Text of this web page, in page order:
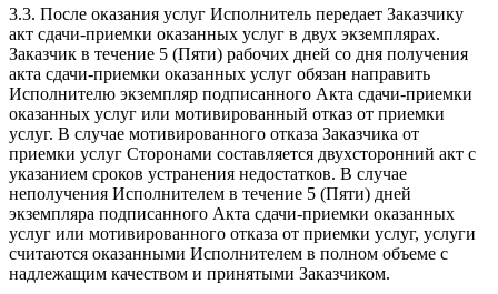
3.3. После оказания услуг Исполнитель передает Заказчику
акт сдачи-приемки оказанных услуг в двух экземплярах.
Заказчик в течение 5 (Пяти) рабочих дней со дня получения
акта сдачи-приемки оказанных услуг обязан направить
Исполнителю экземпляр подписанного Акта сдачи-приемки
оказанных услуг или мотивированный отказ от приемки
услуг. В случае мотивированного отказа Заказчика от
приемки услуг Сторонами составляется двухсторонний акт с
указанием сроков устранения недостатков. В случае
неполучения Исполнителем в течение 5 (Пяти) дней
экземпляра подписанного Акта сдачи-приемки оказанных
услуг или мотивированного отказа от приемки услуг, услуги
считаются оказанными Исполнителем в полном объеме с
надлежащим качеством и принятыми Заказчиком.